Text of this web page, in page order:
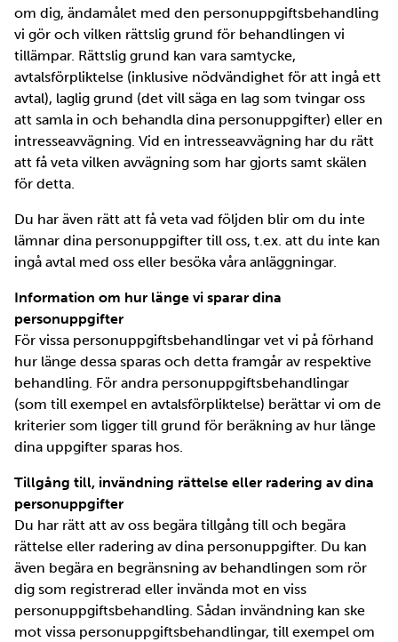
om dig, ändamålet med den personuppgiftsbehandling
vi gör och vilken rättslig grund för behandlingen vi
tillämpar. Rättslig grund kan vara samtycke,
avtalsförpliktelse (inklusive nödvändighet för att ingå ett
avtal), laglig grund (det vill säga en lag som tvingar oss
att samla in och behandla dina personuppgifter) eller en
intresseavvägning. Vid en intresseavvägning har du rätt
att få veta vilken avvägning som har gjorts samt skälen
för detta.
Du har även rätt att få veta vad följden blir om du inte
lämnar dina personuppgifter till oss, t.ex. att du inte kan
ingå avtal med oss eller besöka våra anläggningar.
Information om hur länge vi sparar dina
personuppgifter
För vissa personuppgiftsbehandlingar vet vi på förhand
hur länge dessa sparas och detta framgår av respektive
behandling. För andra personuppgiftsbehandlingar
(som till exempel en avtalsförpliktelse) berättar vi om de
kriterier som ligger till grund för beräkning av hur länge
dina uppgifter sparas hos.
Tillgång till, invändning rättelse eller radering av dina
personuppgifter
Du har rätt att av oss begära tillgång till och begära
rättelse eller radering av dina personuppgifter. Du kan
även begära en begränsning av behandlingen som rör
dig som registrerad eller invända mot en viss
personuppgiftsbehandling. Sådan invändning kan ske
mot vissa personuppgiftsbehandlingar, till exempel om